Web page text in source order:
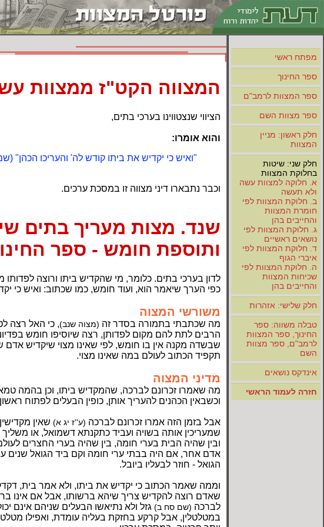
מפתח ראשי
ספר החינוך
ספר המצוות לרמב"ם
ספר מצוות השם
חלק ראשון: מניין
המצוות
חלק שני: שיטות
בחלוקת המצוות
א. חלוקה למצוות עשה
ולא תעשה
ב. חלוקת המצוות לפי
חומרת המצוות
והחייבים בהן
ג. חלוקת המצוות לפי
נושאים ראשיים
ד. חלוקת המצוות לפי
איברי הגוף
ה. חלוקת המצוות לפי
שכיחות המצוות
והחייבים בהן
חלק שלישי: אזהרות
טבלה משווה: ספר
החינוך, ספר המצוות
לרמב"ם, ספר מצוות
השם
אינדקס נושאים
חזרה לעמוד הראשי
המצווה הקט"ז ממצוות
הציווי שנצטווינו בערכי בתים,
והוא אומרו:
"ואיש כי יקדיש את ביתו קודש לה' והעריכו הכהן"
וכבר נתבארו דיני מצווה זו במסכת ערכים.
שנד. מצות מעריך בתים
ותוספת חומש - ספר
לדון בערכי בתים. כלומר, מי שהקדיש ביתו ורוצה לפדותו
כפי הערך שיאמר הוא, ועוד חומש, כמו שכתוב: ואיש כי
משורשי המצוה
מה שכתבתי בתמורה בסדר זה (מצוה שנב), כי האל רצה
הרבים לתת להם מקום לפדותן, רצה שיוסיפו חומש
שבשדה מקנה אין בו חומש, לפי שאינו מצוי שיקדיש אדם
תקפיד הכתוב לעולם במה שאינו מצוי.
מדיני המצוה
מה שאמרו זכרונם לברכה, שהמקדיש ביתו, וכן בהמה טמאה
וכשבאין הכהנים להעריך אותן, כופין הבעלים לפתוח
אבל בזמן הזה אמרו זכרונם לברכה (ע''ז יג א) שאין
שמעריכין אותה בשויה ועביד כתקנתא דשמואל, או
ובין שהיה הבית בערי חומה, בין שהיה בערי החצרים
אדם אחר, אם היה בבתי ערי חומה וקם ביד הגואל שנים
הגואל - חוזר לבעליו ביובל.
וממה שאמר הכתוב כי יקדיש את ביתו, ולא אמר בית,
שאדם רוצה להקדיש צריך שיהא ברשותו, אבל אם אינו
לברכה (שם סח ב) גזל ולא נתיאשו הבעלים שניהם אינם
במטלטלין, אבל קרקע בחזקת בעליה עומדת, ואפילו